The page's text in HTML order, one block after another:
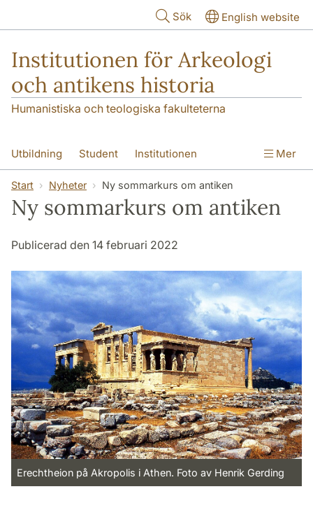
Sök English website
Institutionen för Arkeologi
och antikens historia
Humanistiska och teologiska fakulteterna
Utbildning Student Institutionen
Forskning Kontakt
Mer
Start Nyheter Ny sommarkurs om antiken
Ny sommarkurs om antiken
Publicerad den 14 februari 2022
Erechtheion på Akropolis i Athen. Foto av Henrik Gerding